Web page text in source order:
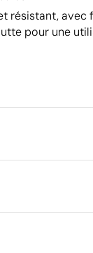
résistant,
pour une